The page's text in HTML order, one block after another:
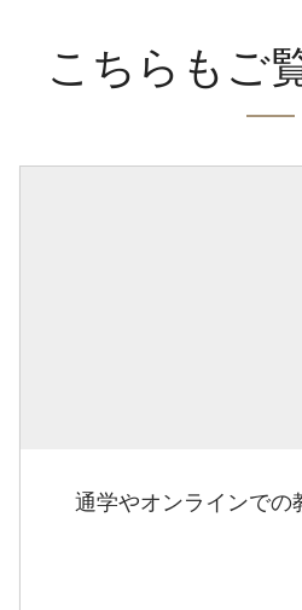
こちらもご
通学やオンラインでの